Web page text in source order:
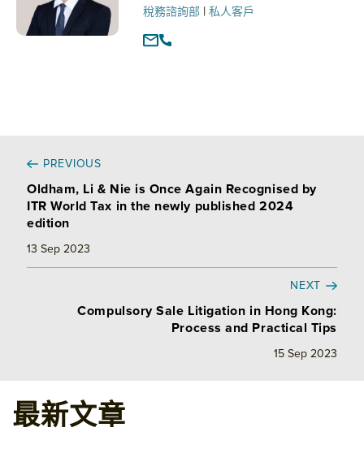
稅務諮詢部 | 私人客戶
PREVIOUS
Oldham, Li & Nie is Once Again Recognised by
ITR World Tax in the newly published 2024
edition
13 Sep 2023
NEXT
Compulsory Sale Litigation in Hong Kong:
Process and Practical Tips
15 Sep 2023
最新文章